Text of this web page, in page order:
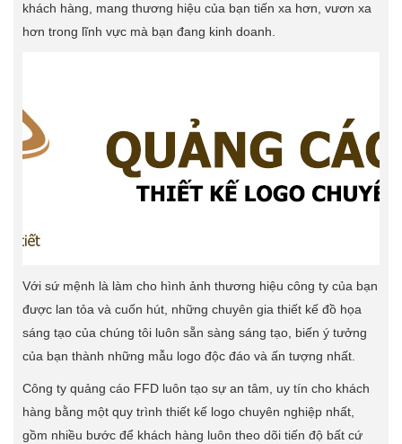
khách hàng, mang thương hiệu của bạn tiến xa hơn, vươn xa
hơn trong lĩnh vực mà bạn đang kinh doanh.
Với sứ mệnh là làm cho hình ảnh thương hiệu công ty của bạn
được lan tỏa và cuốn hút, những chuyên gia thiết kế đồ họa
sáng tạo của chúng tôi luôn sẵn sàng sáng tạo, biến ý tưởng
của bạn thành những mẫu logo độc đáo và ấn tượng nhất.
Công ty quảng cáo FFD luôn tạo sự an tâm, uy tín cho khách
hàng bằng một quy trình thiết kế logo chuyên nghiệp nhất,
gồm nhiều bước để khách hàng luôn theo dõi tiến độ bất cứ